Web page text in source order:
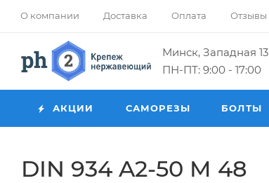
О компании Доставка Оплата Отзывы
Минск, Западная 13
ПН-ПТ: 9:00 - 17:00
АКЦИИ САМОРЕЗЫ БОЛТЫ
DIN 934 A2-50 M 48